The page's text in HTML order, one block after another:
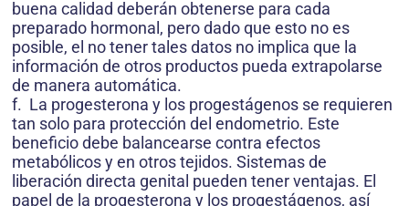
buena calidad deberán obtenerse para cada
preparado hormonal, pero dado que esto no es
posible, el no tener tales datos no implica que la
información de otros productos pueda extrapolarse
de manera automática.
f. La progesterona y los progestágenos se requieren
tan solo para protección del endometrio. Este
beneficio debe balancearse contra efectos
metabólicos y en otros tejidos. Sistemas de
liberación directa genital pueden tener ventajas. El
papel de la progesterona y los progestágenos, así